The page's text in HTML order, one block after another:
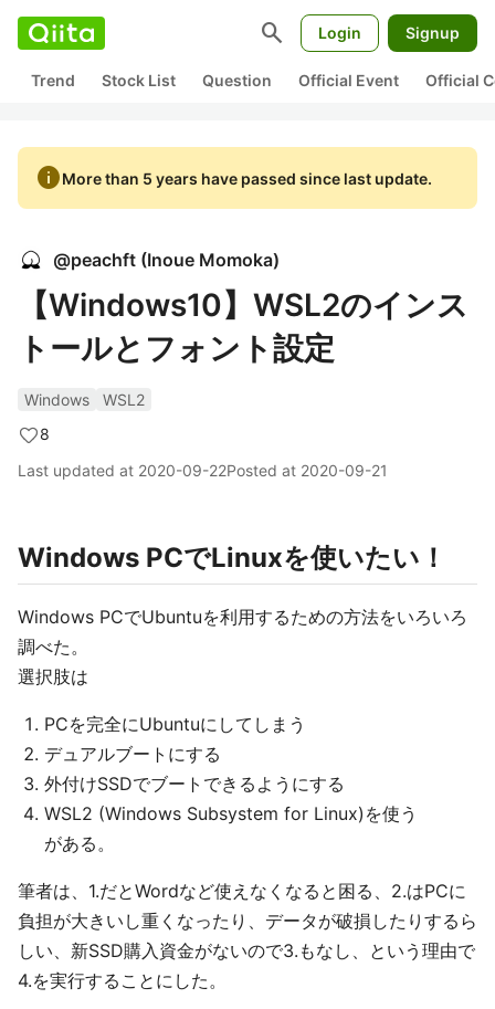
search Login Signup
Trend Stock List Question Official Event Official
infoMore than 5 years have passed since last update.
@peachft (Inoue Momoka)
【Windows10】WSL2のインス
トールとフォント設定
Windows
WSL2
8
Last updated at 2020-09-22Posted at 2020-09-21
Windows PCでLinuxを使いたい！
Windows PCでUbuntuを利用するための方法をいろいろ
調べた。
選択肢は
PCを完全にUbuntuにしてしまう
デュアルブートにする
外付けSSDでブートできるようにする
WSL2 (Windows Subsystem for Linux)を使う
がある。
筆者は、1.だとWordなど使えなくなると困る、2.はPCに
負担が大きいし重くなったり、データが破損したりするら
しい、新SSD購入資金がないので3.もなし、という理由で
4.を実行することにした。